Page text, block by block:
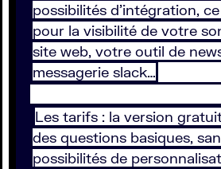
possibilités d’intégration,
pour la visibilité de votre
site web, votre outil de
messagerie slack…
Les tarifs : la version
des questions basiques,
possibilités de